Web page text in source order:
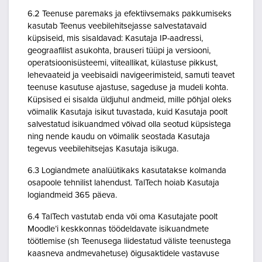
6.2 Teenuse paremaks ja efektiivsemaks pakkumiseks
kasutab Teenus veebilehitsejasse salvestatavaid
küpsiseid, mis sisaldavad: Kasutaja IP-aadressi,
geograafilist asukohta, brauseri tüüpi ja versiooni,
operatsioonisüsteemi, viiteallikat, külastuse pikkust,
lehevaateid ja veebisaidi navigeerimisteid, samuti teavet
teenuse kasutuse ajastuse, sageduse ja mudeli kohta.
Küpsised ei sisalda üldjuhul andmeid, mille põhjal oleks
võimalik Kasutaja isikut tuvastada, kuid Kasutaja poolt
salvestatud isikuandmed võivad olla seotud küpsistega
ning nende kaudu on võimalik seostada Kasutaja
tegevus veebilehitsejas Kasutaja isikuga.
6.3 Logiandmete analüütikaks kasutatakse kolmanda
osapoole tehnilist lahendust. TalTech hoiab Kasutaja
logiandmeid 365 päeva.
6.4 TalTech vastutab enda või oma Kasutajate poolt
Moodle’i keskkonnas töödeldavate isikuandmete
töötlemise (sh Teenusega liidestatud väliste teenustega
kaasneva andmevahetuse) õigusaktidele vastavuse